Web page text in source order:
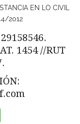
EN LO CIVIL
2012
1454 //RUT